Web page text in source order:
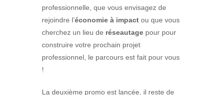
professionnelle, que vous envisagez de
rejoindre l’économie à impact ou que vous
cherchez un lieu de réseautage pour pour
construire votre prochain projet
professionnel, le parcours est fait pour vous
!
La deuxième promo est lancée, il reste de